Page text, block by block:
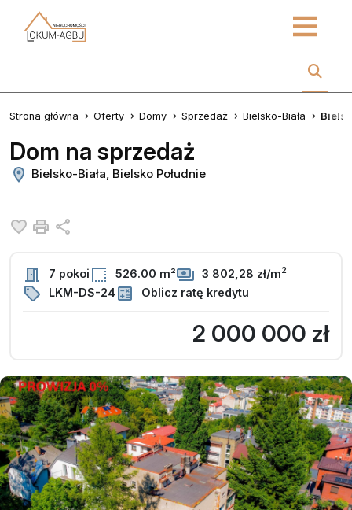
Strona główna Oferty Domy Sprzedaż Bielsko-Biała
Dom na sprzedaż
Bielsko-Biała, Bielsko Południe
Dodaj do ulubionych
Drukuj
7 pokoi 526.00 m² 3 802,28 zł/m2
LKM-DS-24 Oblicz ratę kredytu
2 000 000 zł